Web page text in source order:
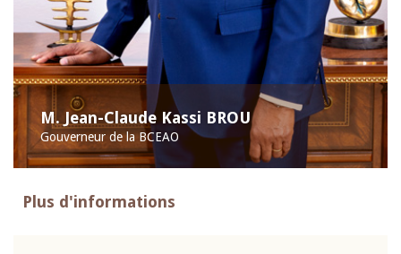
M. Jean-Claude Kassi BROU
Gouverneur de la BCEAO
Plus d'informations